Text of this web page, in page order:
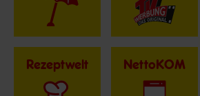
Rezeptwelt NettoKOM